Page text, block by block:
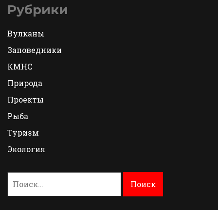
Рубрики
Вулканы
Заповедники
КМНС
Природа
Проекты
Рыба
Туризм
Экология